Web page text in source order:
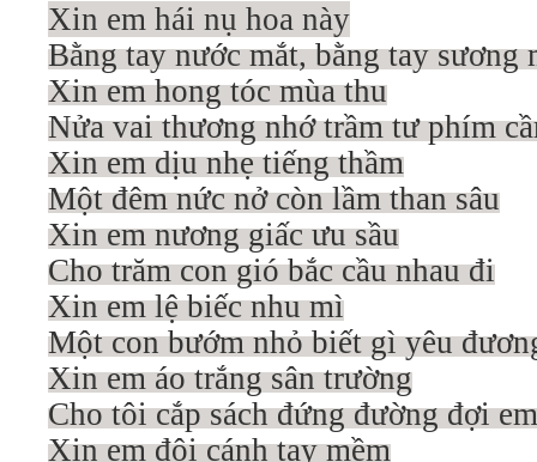
Xin em hái nụ hoa này
Bằng tay nước mắt, bằng tay sương
Xin em hong tóc mùa thu
Nửa vai thương nhớ trầm tư phím
Xin em dịu nhẹ tiếng thầm
Một đêm nức nở còn lầm than sâu
Xin em nương giấc ưu sầu
Cho trăm con gió bắc cầu nhau đi
Xin em lệ biếc nhu mì
Một con bướm nhỏ biết gì yêu
Xin em áo trắng sân trường
Cho tôi cắp sách đứng đường đợi em
Xin em đôi cánh tay mềm